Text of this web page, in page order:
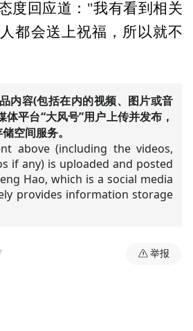
度回应道："我有看到相关
都会送上祝福，所以就不
内容(包括在内的视频、图片或音
平台“大风号”用户上传并发布，
空间服务。
above (including the videos,
if any) is uploaded and posted
Hao, which is a social media
provides information storage
举报